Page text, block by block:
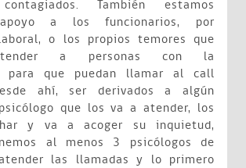
También estamos
a los funcionarios, por
o los propios temores que
a personas con la
para que puedan llamar al call
ahí, ser derivados a algún
que los va a atender, los
y va a acoger su inquietud,
al menos 3 psicólogos de
las llamadas y lo primero